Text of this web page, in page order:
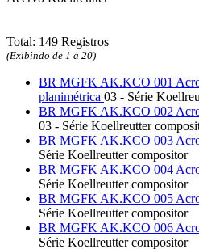
Total: 149 Registros
(Exibindo de 1 a 20)
BR MGFK AK.KCO 001
planimétrica 03 - Série
BR MGFK AK.KCO 002
03 - Série Koellreutter
BR MGFK AK.KCO 003
Série Koellreutter compositor
BR MGFK AK.KCO 004
Série Koellreutter compositor
BR MGFK AK.KCO 005
Série Koellreutter compositor
BR MGFK AK.KCO 006
Série Koellreutter compositor